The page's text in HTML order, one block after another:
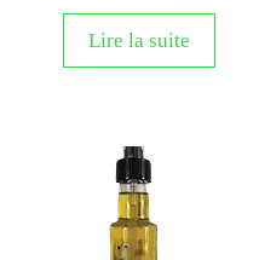
Lire la suite